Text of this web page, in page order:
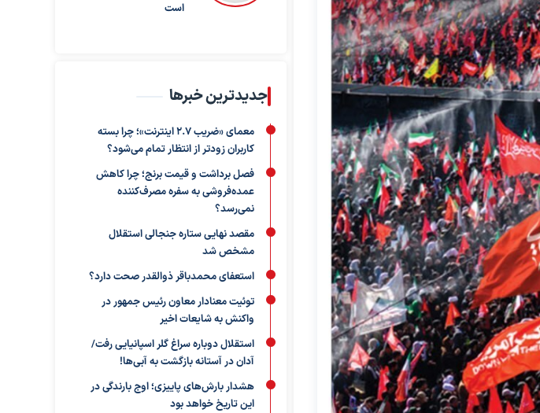
است
جدیدترین خبرها
معمای «ضریب ۲.۷ اینترنت»؛ چرا بسته
کاربران زودتر از انتظار تمام می‌شود؟
فصل برداشت و قیمت برنج؛ چرا کاهش
عمده‌فروشی به سفره مصرف‌کننده
نمی‌رسد؟
مقصد نهایی ستاره جنجالی استقلال
مشخص شد
استعفای محمدباقر ذوالقدر صحت دارد؟
توئیت معنادار معاون رئیس جمهور در
واکنش به شایعات اخیر
استقلال دوباره سراغ گلر اسپانیایی رفت/
آدان در آستانه بازگشت به آبی‌ها!
هشدار بارش‌های پاییزی؛ اوج بارندگی در
این تاریخ خواهد بود